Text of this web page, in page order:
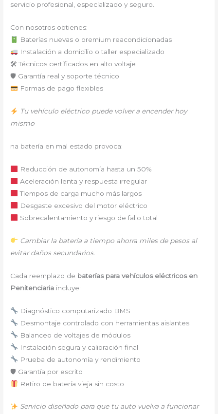
servicio profesional, especializado y seguro.
Con nosotros obtienes:
Baterías nuevas o premium reacondicionadas
Instalación a domicilio o taller especializado
🛠 Técnicos certificados en alto voltaje
🛡 Garantía real y soporte técnico
Formas de pago flexibles
Tu vehículo eléctrico puede volver a encender hoy
mismo
na batería en mal estado provoca:
Reducción de autonomía hasta un 50%
Aceleración lenta y respuesta irregular
Tiempos de carga mucho más largos
Desgaste excesivo del motor eléctrico
Sobrecalentamiento y riesgo de fallo total
Cambiar la batería a tiempo ahorra miles de pesos al
evitar daños secundarios.
Cada reemplazo de baterías para vehículos eléctricos en
Penitenciaria incluye:
Diagnóstico computarizado BMS
Desmontaje controlado con herramientas aislantes
Balanceo de voltajes de módulos
Instalación segura y calibración final
Prueba de autonomía y rendimiento
🛡 Garantía por escrito
Retiro de batería vieja sin costo
Servicio diseñado para que tu auto vuelva a funcionar